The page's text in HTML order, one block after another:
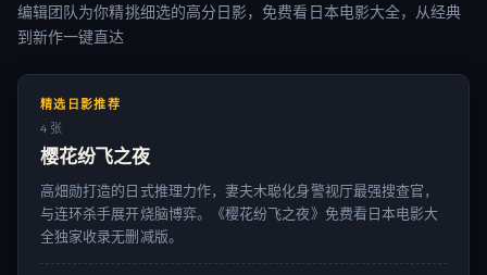
编辑团队为你精挑细选的高分日影，免费看日本电影大全，从经典
到新作一键直达
精选日影推荐
4 张
樱花纷飞之夜
高畑勋打造的日式推理力作，妻夫木聪化身警视厅最强搜查官，
与连环杀手展开烧脑博弈。《樱花纷飞之夜》免费看日本电影大
全独家收录无删减版。